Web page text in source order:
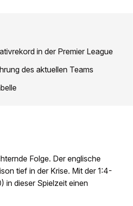
in der Premier League
des aktuellen Teams
Folge. Der englische
tief in der Krise. Mit der 1:4-
in dieser Spielzeit einen